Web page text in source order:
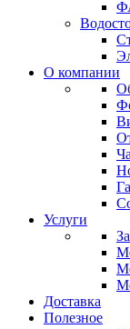
О компании
Услуги
Доставка
Полезное